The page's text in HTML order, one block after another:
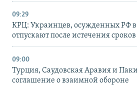
09:29
КРЦ: Украинцев, осужденных РФ
отпускают после истечения сроков
09:00
Турция, Саудовская Аравия и
соглашение о взаимной обороне